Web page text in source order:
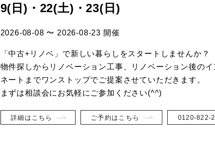
9(日)・22(土)・23(日)
2026-08-08 〜 2026-08-23 開催
「中古+リノベ」で新しい暮らしをスタートしませんか？
物件探しからリノベーション工事、リノベーション後のイ
ネートまでワンストップでご提案させていただきます。
まずは相談会にお気軽にご参加ください(^^)
詳細はこちら ご予約はこちら 0120-822-